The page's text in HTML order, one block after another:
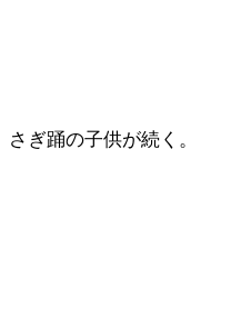
さぎ踊の子供が続く。